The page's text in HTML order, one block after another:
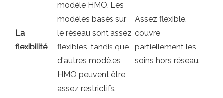
La
flexibilité
modèle HMO. Les
modèles basés sur
le réseau sont assez
flexibles, tandis que
d'autres modèles
HMO peuvent être
assez restrictifs.
Assez flexible,
couvre
partiellement les
soins hors réseau.